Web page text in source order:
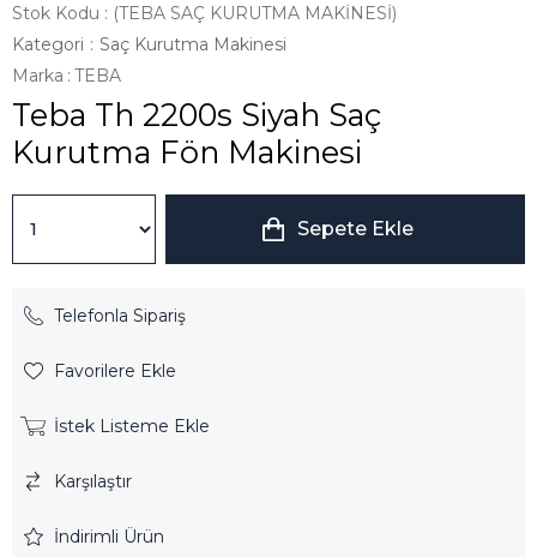
Stok Kodu
(TEBA SAÇ KURUTMA MAKİNESİ)
Kategori : Saç Kurutma Makinesi
Marka : TEBA
Teba Th 2200s Siyah Saç
Kurutma Fön Makinesi
Telefonla Sipariş
Favorilere Ekle
İstek Listeme Ekle
Karşılaştır
İndirimli Ürün